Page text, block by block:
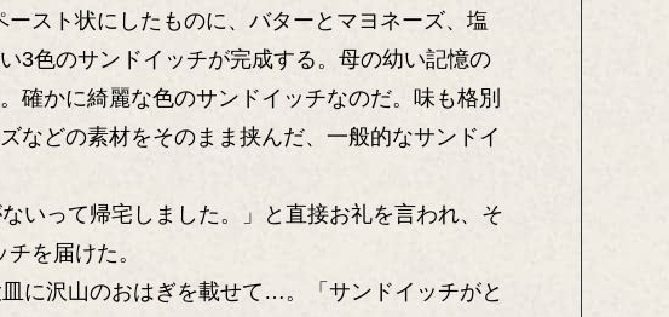
スト状にしたものに、バターとマヨネーズ、塩
3色のサンドイッチが完成する。母の幼い記憶の
確かに綺麗な色のサンドイッチなのだ。味も格別
などの素材をそのまま挟んだ、一般的なサンドイ
いって帰宅しました。」と直接お礼を言われ、そ
を届けた。
に沢山のおはぎを載せて…。「サンドイッチがと